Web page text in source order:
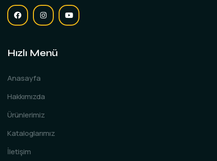
Hızlı Menü
Anasayfa
Hakkımızda
Ürünlerimiz
Kataloglarımız
İletişim